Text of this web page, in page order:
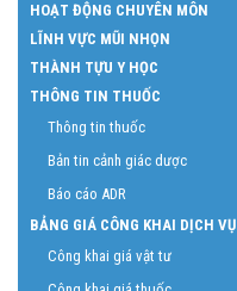
HOẠT ĐỘNG CHUYÊN MÔN
LĨNH VỰC MŨI NHỌN
THÀNH TỰU Y HỌC
THÔNG TIN THUỐC
Thông tin thuốc
Bản tin cảnh giác dược
Báo cáo ADR
BẢNG GIÁ CÔNG KHAI DỊCH VỤ
Công khai giá vật tư